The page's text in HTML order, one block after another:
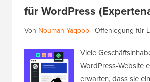
für WordPress
Von Nouman Yaqoob | Offenlegung für
Viele
WordPress-Website
erwarten, dass sie